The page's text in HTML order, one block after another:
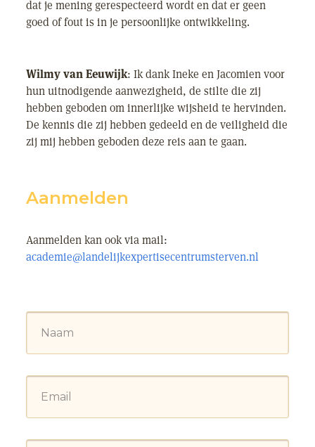
dat je mening gerespecteerd wordt en dat er geen
goed of fout is in je persoonlijke ontwikkeling.
Wilmy van Eeuwijk: Ik dank Ineke en Jacomien voor
hun uitnodigende aanwezigheid, de stilte die zij
hebben geboden om innerlijke wijsheid te hervinden.
De kennis die zij hebben gedeeld en de veiligheid die
zij mij hebben geboden deze reis aan te gaan.
Aanmelden
Aanmelden kan ook via mail:
academie@landelijkexpertisecentrumsterven.nl